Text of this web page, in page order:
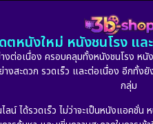
ตหนังใหม่ หนังชนโรง แ
อเนื่อง ครอบคลุมทั้งหนังชนโรง ห
งสะดวก รวดเร็ว และต่อเนื่อง อีก
กลุ่ม
น์ ได้รวดเร็ว ไม่ว่าจะเป็นหนังแอ